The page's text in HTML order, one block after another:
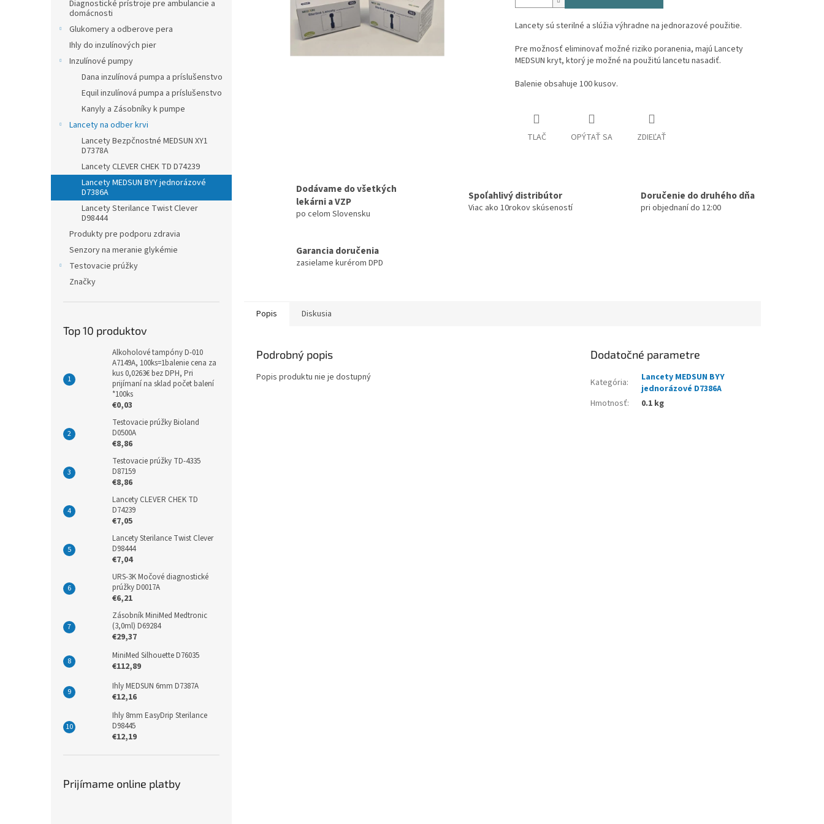
Diagnostické prístroje pre ambulancie a
domácnosti
Glukomery a odberove pera
Ihly do inzulínových pier
Inzulínové pumpy
Dana inzulínová pumpa a príslušenstvo
Equil inzulínová pumpa a príslušenstvo
Kanyly a Zásobníky k pumpe
Lancety na odber krvi
Lancety Bezpčnostné MEDSUN XY1
D7378A
Lancety CLEVER CHEK TD D74239
Lancety MEDSUN BYY jednorázové
D7386A
Lancety Sterilance Twist Clever
D98444
Produkty pre podporu zdravia
Senzory na meranie glykémie
Testovacie prúžky
Značky
Top 10 produktov
Alkoholové tampóny D-010
A7149A, 100ks=1balenie cena za
kus 0,0263€ bez DPH, Pri
prijímaní na sklad počet balení
*100ks
€0,03
Testovacie prúžky Bioland
D0500A
€8,86
Testovacie prúžky TD-4335
D87159
€8,86
Lancety CLEVER CHEK TD
D74239
€7,05
Lancety Sterilance Twist Clever
D98444
€7,04
URS-3K Močové diagnostické
prúžky D0017A
€6,21
Zásobník MiniMed Medtronic
(3,0ml) D69284
€29,37
MiniMed Silhouette D76035
€112,89
Ihly MEDSUN 6mm D7387A
€12,16
Ihly 8mm EasyDrip Sterilance
D98445
€12,19
Prijímame online platby
Lancety sú sterilné a slúžia výhradne na jednorazové použitie.
Pre možnosť eliminovať možné riziko poranenia, majú Lancety
MEDSUN kryt, ktorý je možné na použitú lancetu nasadiť.
Balenie obsahuje 100 kusov.
TLAČ OPÝTAŤ SA ZDIEĽAŤ
Dodávame do všetkých
lekárni a VZP
po celom Slovensku
Spoľahlivý distribútor
Viac ako 10rokov skúseností
Doručenie do druhého dňa
pri objednaní do 12:00
Garancia doručenia
zasielame kurérom DPD
Popis Diskusia
Podrobný popis
Popis produktu nie je dostupný
Dodatočné parametre
Kategória:
Lancety MEDSUN BYY
jednorázové D7386A
Hmotnosť: 0.1 kg